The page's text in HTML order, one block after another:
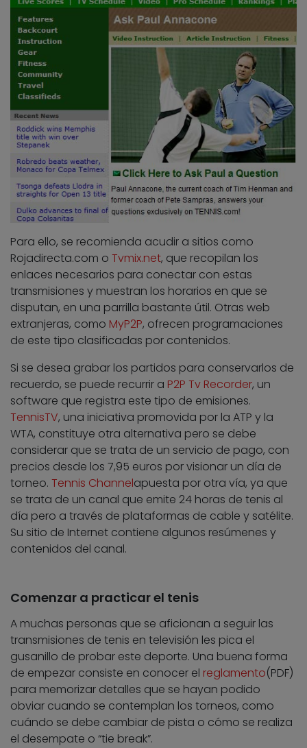
Para ello, se recomienda acudir a sitios como
Rojadirecta.com o Tvmix.net, que recopilan los
enlaces necesarios para conectar con estas
transmisiones y muestran los horarios en que se
disputan, en una parrilla bastante útil. Otras web
extranjeras, como MyP2P, ofrecen programaciones
de este tipo clasificadas por contenidos.
Si se desea grabar los partidos para conservarlos de
recuerdo, se puede recurrir a P2P Tv Recorder, un
software que registra este tipo de emisiones.
TennisTV, una iniciativa promovida por la ATP y la
WTA, constituye otra alternativa pero se debe
considerar que se trata de un servicio de pago, con
precios desde los 7,95 euros por visionar un día de
torneo. Tennis Channelapuesta por otra vía, ya que
se trata de un canal que emite 24 horas de tenis al
día pero a través de plataformas de cable y satélite.
Su sitio de Internet contiene algunos resúmenes y
contenidos del canal.
Comenzar a practicar el tenis
A muchas personas que se aficionan a seguir las
transmisiones de tenis en televisión les pica el
gusanillo de probar este deporte. Una buena forma
de empezar consiste en conocer el reglamento(PDF)
para memorizar detalles que se hayan podido
obviar cuando se contemplan los torneos, como
cuándo se debe cambiar de pista o cómo se realiza
el desempate o “tie break”.